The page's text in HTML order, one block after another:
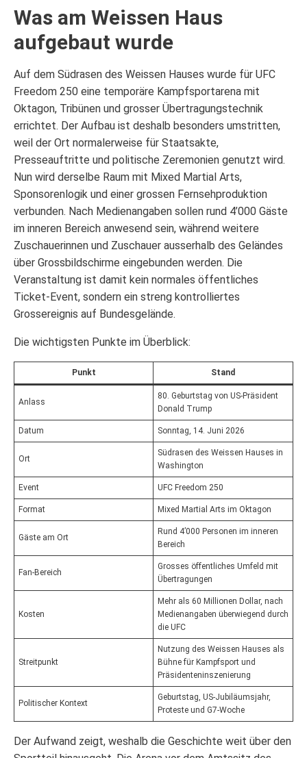
Was am Weissen Haus
aufgebaut wurde
Auf dem Südrasen des Weissen Hauses wurde für UFC
Freedom 250 eine temporäre Kampfsportarena mit
Oktagon, Tribünen und grosser Übertragungstechnik
errichtet. Der Aufbau ist deshalb besonders umstritten,
weil der Ort normalerweise für Staatsakte,
Presseauftritte und politische Zeremonien genutzt wird.
Nun wird derselbe Raum mit Mixed Martial Arts,
Sponsorenlogik und einer grossen Fernsehproduktion
verbunden. Nach Medienangaben sollen rund 4’000 Gäste
im inneren Bereich anwesend sein, während weitere
Zuschauerinnen und Zuschauer ausserhalb des Geländes
über Grossbildschirme eingebunden werden. Die
Veranstaltung ist damit kein normales öffentliches
Ticket-Event, sondern ein streng kontrolliertes
Grossereignis auf Bundesgelände.
Die wichtigsten Punkte im Überblick:
Punkt Stand
Anlass
80. Geburtstag von US-Präsident
Donald Trump
Datum Sonntag, 14. Juni 2026
Ort
Südrasen des Weissen Hauses in
Washington
Event UFC Freedom 250
Format Mixed Martial Arts im Oktagon
Gäste am Ort
Rund 4’000 Personen im inneren
Bereich
Fan-Bereich
Grosses öffentliches Umfeld mit
Übertragungen
Kosten
Mehr als 60 Millionen Dollar, nach
Medienangaben überwiegend durch
die UFC
Streitpunkt
Nutzung des Weissen Hauses als
Bühne für Kampfsport und
Präsidenteninszenierung
Politischer Kontext
Geburtstag, US-Jubiläumsjahr,
Proteste und G7-Woche
Der Aufwand zeigt, weshalb die Geschichte weit über den